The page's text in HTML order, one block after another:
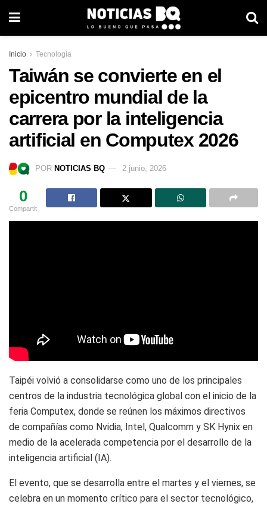
Inicio Tecnología
Taiwán se convierte en el
epicentro mundial de la
carrera por la inteligencia
artificial en Computex 2026
POR NOTICIAS BQ 2 junio, 2026
0
Compartit
Taipéi volvió a consolidarse como uno de los principales
centros de la industria tecnológica global con el inicio de la
feria Computex, donde se reúnen los máximos directivos
de compañías como Nvidia, Intel, Qualcomm y SK Hynix en
medio de la acelerada competencia por el desarrollo de la
inteligencia artificial (IA).
El evento, que se desarrolla entre el martes y el viernes, se
celebra en un momento crítico para el sector tecnológico,